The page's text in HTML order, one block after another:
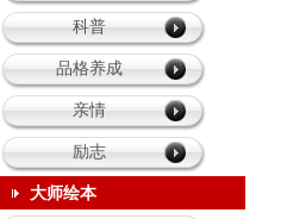
科普
品格养成
亲情
励志
大师绘本